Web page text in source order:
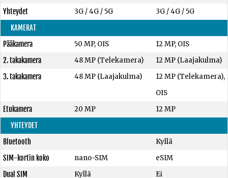
Yhteydet 3G / 4G / 5G
3G / 4G / 5G
KAMERAT
Pääkamera
50 MP, OIS
12 MP, OIS
2. takakamera
48 MP (Telekamera)
12 MP (Laajakulma)
3. takakamera
48 MP (Laajakulma)
12 MP (Telekamera),
OIS
Etukamera
20 MP
12 MP
YHTEYDET
Bluetooth
Kyllä
SIM-kortin koko
nano-SIM
eSIM
Dual SIM
Kyllä
Ei